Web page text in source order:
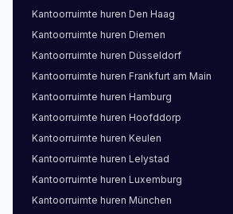
Kantoorruimte huren Den Haag
Kantoorruimte huren Diemen
Kantoorruimte huren Düsseldorf
Kantoorruimte huren Frankfurt am Main
Kantoorruimte huren Hamburg
Kantoorruimte huren Hoofddorp
Kantoorruimte huren Keulen
Kantoorruimte huren Lelystad
Kantoorruimte huren Luxemburg
Kantoorruimte huren München